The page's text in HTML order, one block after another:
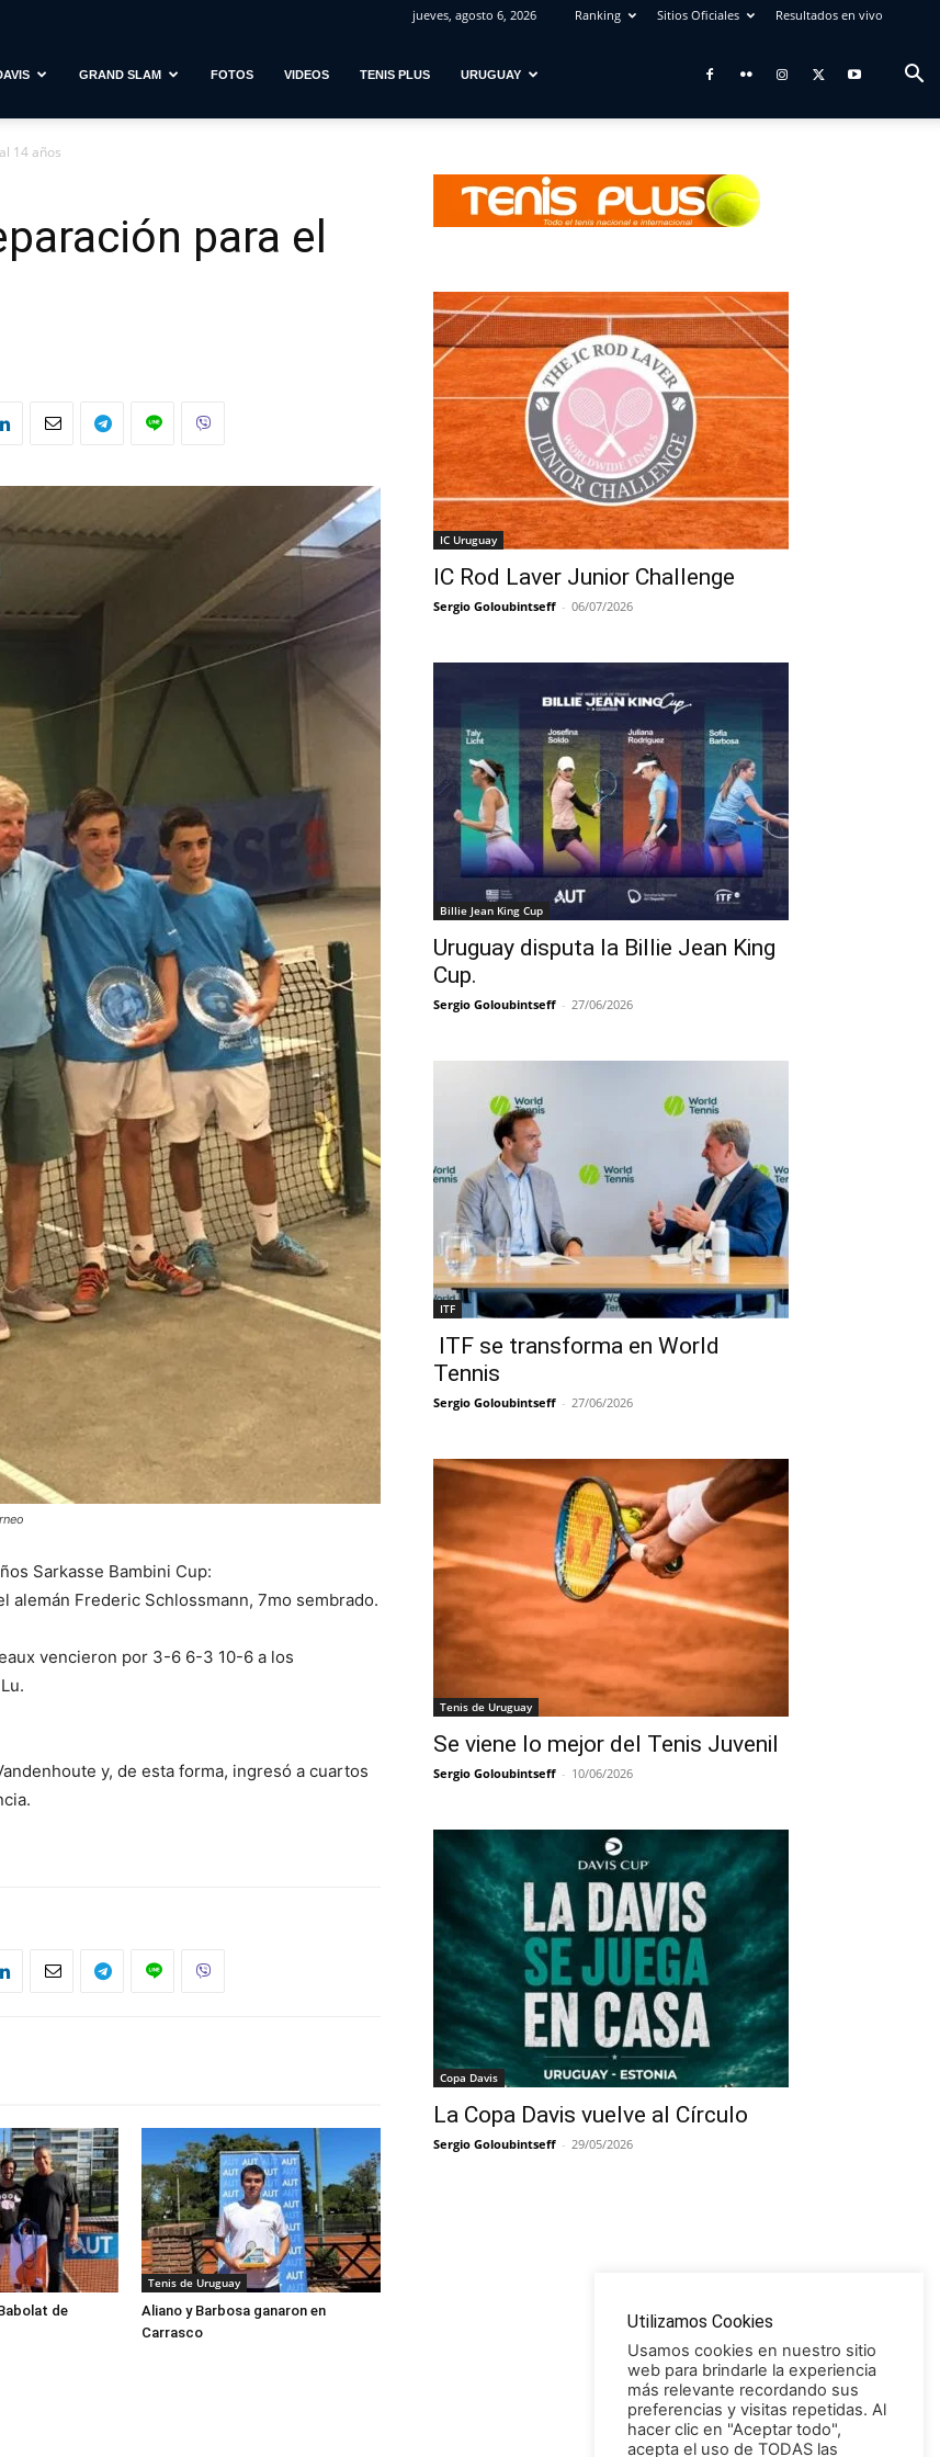
jueves, agosto 6, 2026 Ranking Sitios Oficiales Resultados en vivo
GRAND SLAM FOTOS VIDEOS TENIS PLUS URUGUAY
14 años
para el
Sarkasse Bambini Cup:
Frederic Schlossmann, 7mo sembrado.
vencieron por 3-6 6-3 10-6 a los
y, de esta forma, ingresó a cuartos
de
Tenis de Uruguay
Aliano y Barbosa ganaron en
Carrasco
IC Uruguay
IC Rod Laver Junior Challenge
Sergio Goloubintseff - 06/07/2026
Billie Jean King Cup
Uruguay disputa la Billie Jean King
Cup.
Sergio Goloubintseff - 27/06/2026
ITF
ITF se transforma en World
Tennis
Sergio Goloubintseff - 27/06/2026
Tenis de Uruguay
Se viene lo mejor del Tenis Juvenil
Sergio Goloubintseff - 10/06/2026
Copa Davis
La Copa Davis vuelve al Círculo
Sergio Goloubintseff - 29/05/2026
Utilizamos Cookies
Usamos cookies en nuestro sitio
web para brindarle la experiencia
más relevante recordando sus
preferencias y visitas repetidas. Al
hacer clic en "Aceptar todo",
acepta el uso de TODAS las